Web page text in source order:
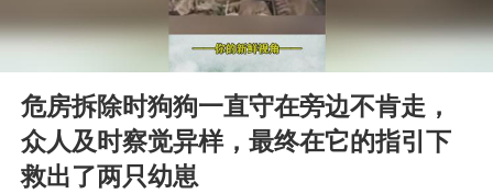
宇树科技王兴兴身家有望超200亿元
五粮液渠道价一箱上涨近百元
CIA被曝已秘密设立古巴工作组
U17国足1分钟轰2球
Play
00:00 00:17
危房拆除时狗狗一直守在旁边不肯走，
众人及时察觉异样，最终在它的指引下
救出了两只幼崽